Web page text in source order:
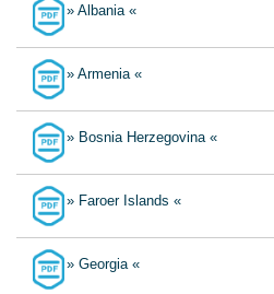
» Albania «
» Armenia «
» Bosnia Herzegovina «
» Faroer Islands «
» Georgia «